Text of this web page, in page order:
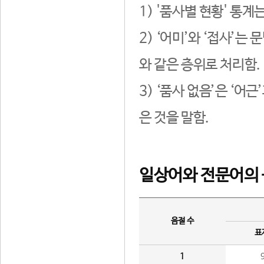
1) '품사별 현황' 통계
2) ‘어미’와 ‘접사’는
와 같은 층위로 처리함.
3) ‘품사 없음’은 ‘어
은 것을 말함.
일상어와 전문어의
음절 수
표
1